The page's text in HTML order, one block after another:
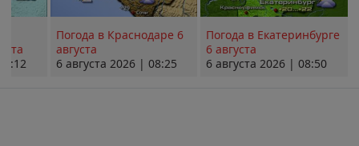
Погода в Краснодаре 6
августа
6 августа 2026 | 08:25
Погода в Екатеринбурге
6 августа
6 августа 2026 | 08:50